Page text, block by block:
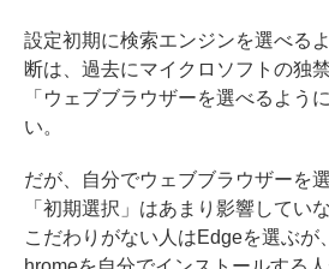
設定初期に検索エンジンを選べる
断は、過去にマイクロソフトの独
「ウェブブラウザーを選べるよう
い。
だが、自分でウェブブラウザーを
「初期選択」はあまり影響してい
こだわりがない人はEdgeを選ぶが